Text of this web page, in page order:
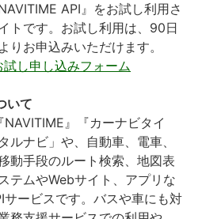
API』をお試し利用さ
トです。お試し利用は、90日
りお申込みいただけます。
し申し込みフォーム
いて
NAVITIME』『カーナビタイ
ルナビ」や、自動車、電車、
動手段のルート検索、地図表
テムやWebサイト、アプリな
ービスです。バスや車にも対